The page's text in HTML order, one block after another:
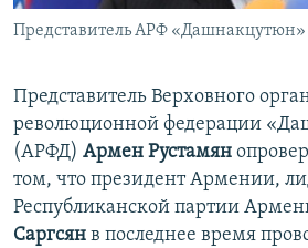
Русский
Представитель АРФ
Представитель Верховного
революционной федерации
(АРФД) Армен Рустамян
том, что президент Армении,
Республиканской партии
Саргсян в последнее время